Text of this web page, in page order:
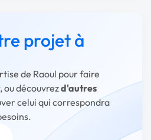
projet à
de Raoul pour faire
découvrezd'autres
celui qui correspondra